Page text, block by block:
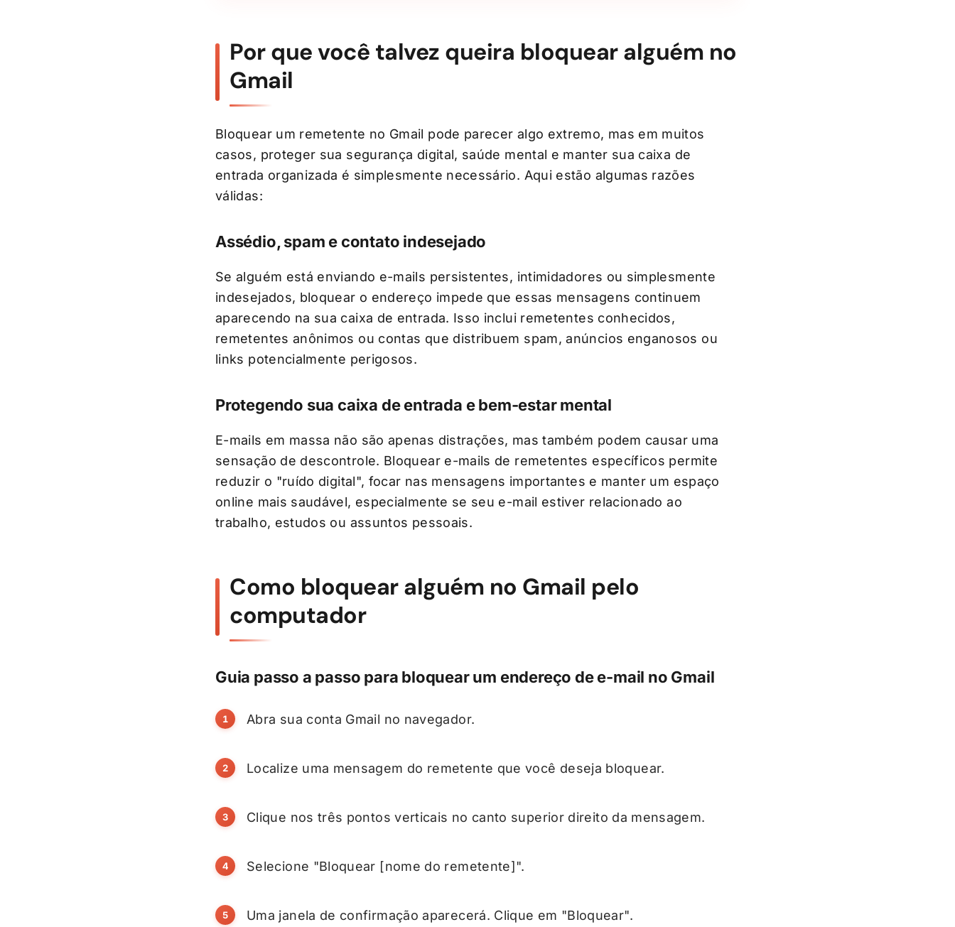
Por que você talvez queira bloquear alguém no
Gmail
Bloquear um remetente no Gmail pode parecer algo extremo, mas em muitos
casos, proteger sua segurança digital, saúde mental e manter sua caixa de
entrada organizada é simplesmente necessário. Aqui estão algumas razões
válidas:
Assédio, spam e contato indesejado
Se alguém está enviando e-mails persistentes, intimidadores ou simplesmente
indesejados, bloquear o endereço impede que essas mensagens continuem
aparecendo na sua caixa de entrada. Isso inclui remetentes conhecidos,
remetentes anônimos ou contas que distribuem spam, anúncios enganosos ou
links potencialmente perigosos.
Protegendo sua caixa de entrada e bem-estar mental
E-mails em massa não são apenas distrações, mas também podem causar uma
sensação de descontrole. Bloquear e-mails de remetentes específicos permite
reduzir o "ruído digital", focar nas mensagens importantes e manter um espaço
online mais saudável, especialmente se seu e-mail estiver relacionado ao
trabalho, estudos ou assuntos pessoais.
Como bloquear alguém no Gmail pelo
computador
Guia passo a passo para bloquear um endereço de e-mail no Gmail
Abra sua conta Gmail no navegador.
Localize uma mensagem do remetente que você deseja bloquear.
Clique nos três pontos verticais no canto superior direito da mensagem.
Selecione "Bloquear [nome do remetente]".
Uma janela de confirmação aparecerá. Clique em "Bloquear".